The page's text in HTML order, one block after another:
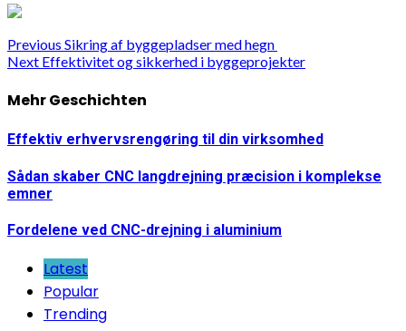
Continue
Previous Sikring af byggepladser med hegn
Next Effektivitet og sikkerhed i byggeprojekter
Mehr Geschichten
Effektiv erhvervsrengøring til din virksomhed
Sådan skaber CNC langdrejning præcision i komplekse
emner
Fordelene ved CNC-drejning i aluminium
Latest
Popular
Trending